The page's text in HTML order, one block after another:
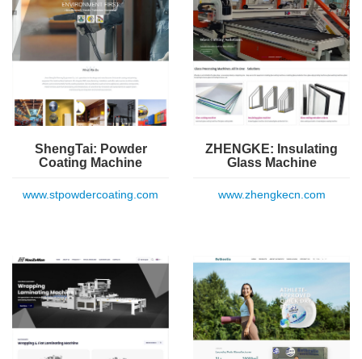
ShengTai: Powder
Coating Machine
www.stpowdercoating.com
ZHENGKE: Insulating
Glass Machine
www.zhengkecn.com